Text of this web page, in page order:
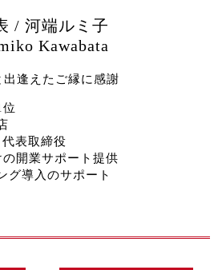
/ 河端ルミ子
Kawabata
出逢えたご縁に感謝
表取締役
の開業サポート提供
グ導入のサポート